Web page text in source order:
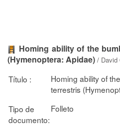
Homing ability of the
(Hymenoptera: Apidae) / David
Título :
Homing ability of
terrestris
Tipo de
documento:
Folleto